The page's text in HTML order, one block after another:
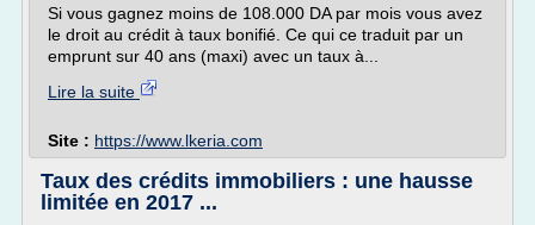
Si vous gagnez moins de 108.000 DA par mois vous avez
le droit au crédit à taux bonifié. Ce qui ce traduit par un
emprunt sur 40 ans (maxi) avec un taux à...
Lire la suite
Site : https://www.lkeria.com
Taux des crédits immobiliers : une hausse
limitée en 2017 ...